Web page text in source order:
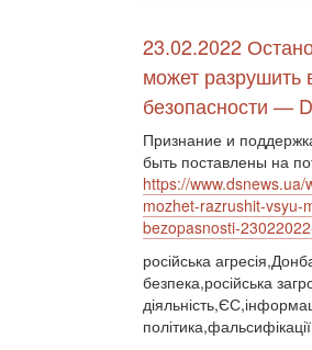
23.02.2022
может
безопасности —
Признание и
быть поставлены на
https://
mozhet-razrushit-vsyu-
bezopasnosti-
російська
безпека,російська